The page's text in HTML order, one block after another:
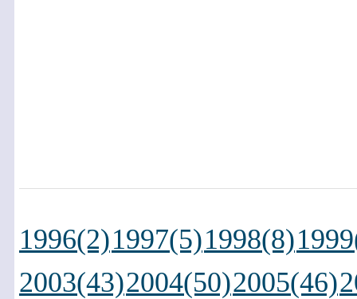
1996(2)1997(5)1998(8)
2003(43)2004(50)2005(46)